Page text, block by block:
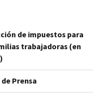
de impuestos para
trabajadoras (en
Prensa